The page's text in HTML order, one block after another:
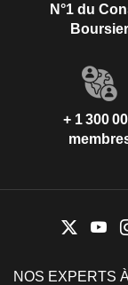
N°1 du
Boursier
+ 1 300
NOS EXPERTS